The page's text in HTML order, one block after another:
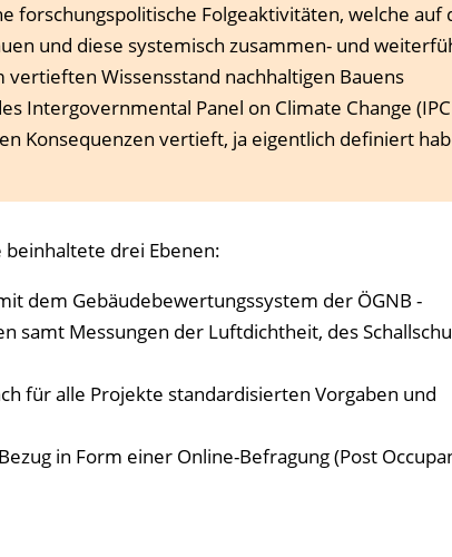
forschungspolitische Folgeaktivitäten, welche auf
und diese systemisch zusammen- und
Wissensstand nachhaltigen Bauens
Intergovernmental Panel on Climate Change
Konsequenzen vertieft, ja eigentlich definiert
drei Ebenen:
dem Gebäudebewertungssystem der ÖGNB -
samt Messungen der Luftdichtheit, des
für alle Projekte standardisierten Vorgaben und
in Form einer Online-Befragung (Post